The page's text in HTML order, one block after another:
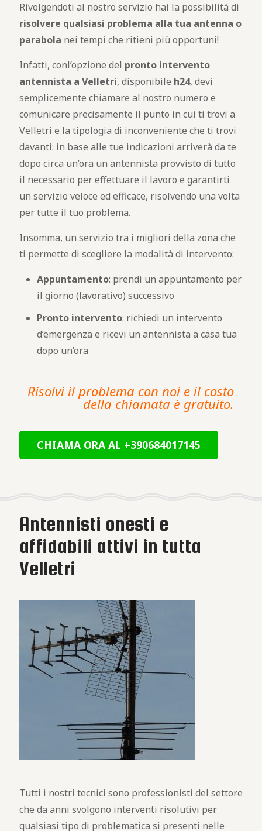
Rivolgendoti al nostro servizio hai la possibilità di
risolvere qualsiasi problema alla tua antenna o
parabola nei tempi che ritieni più opportuni!
Infatti, conl’opzione del pronto intervento
antennista a Velletri, disponibile h24, devi
semplicemente chiamare al nostro numero e
comunicare precisamente il punto in cui ti trovi a
Velletri e la tipologia di inconveniente che ti trovi
davanti: in base alle tue indicazioni arriverà da te
dopo circa un’ora un antennista provvisto di tutto
il necessario per effettuare il lavoro e garantirti
un servizio veloce ed efficace, risolvendo una volta
per tutte il tuo problema.
Insomma, un servizio tra i migliori della zona che
ti permette di scegliere la modalità di intervento:
Appuntamento: prendi un appuntamento per
il giorno (lavorativo) successivo
Pronto intervento: richiedi un intervento
d’emergenza e ricevi un antennista a casa tua
dopo un’ora
Risolvi il problema con noi e il costo
della chiamata è gratuito.
CHIAMA ORA AL +390684017145
Antennisti onesti e
affidabili attivi in tutta
Velletri
Tutti i nostri tecnici sono professionisti del settore
che da anni svolgono interventi risolutivi per
qualsiasi tipo di problematica si presenti nelle